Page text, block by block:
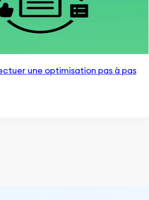
une optimisation pas à pas